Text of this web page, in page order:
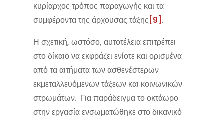
κυρίαρχος τρόπος παραγωγής και τα
συμφέροντα της άρχουσας τάξης [9] .
Η σχετική, ωστόσο, αυτοτέλεια επιτρέπει
στο δίκαιο να εκφράζει ενίοτε και ορισμένα
από τα αιτήματα των ασθενέστερων
εκμεταλλευόμενων τάξεων και κοινωνικών
στρωμάτων. Για παράδειγμα το οκτάωρο
στην εργασία ενσωματώθηκε στο δικανικό